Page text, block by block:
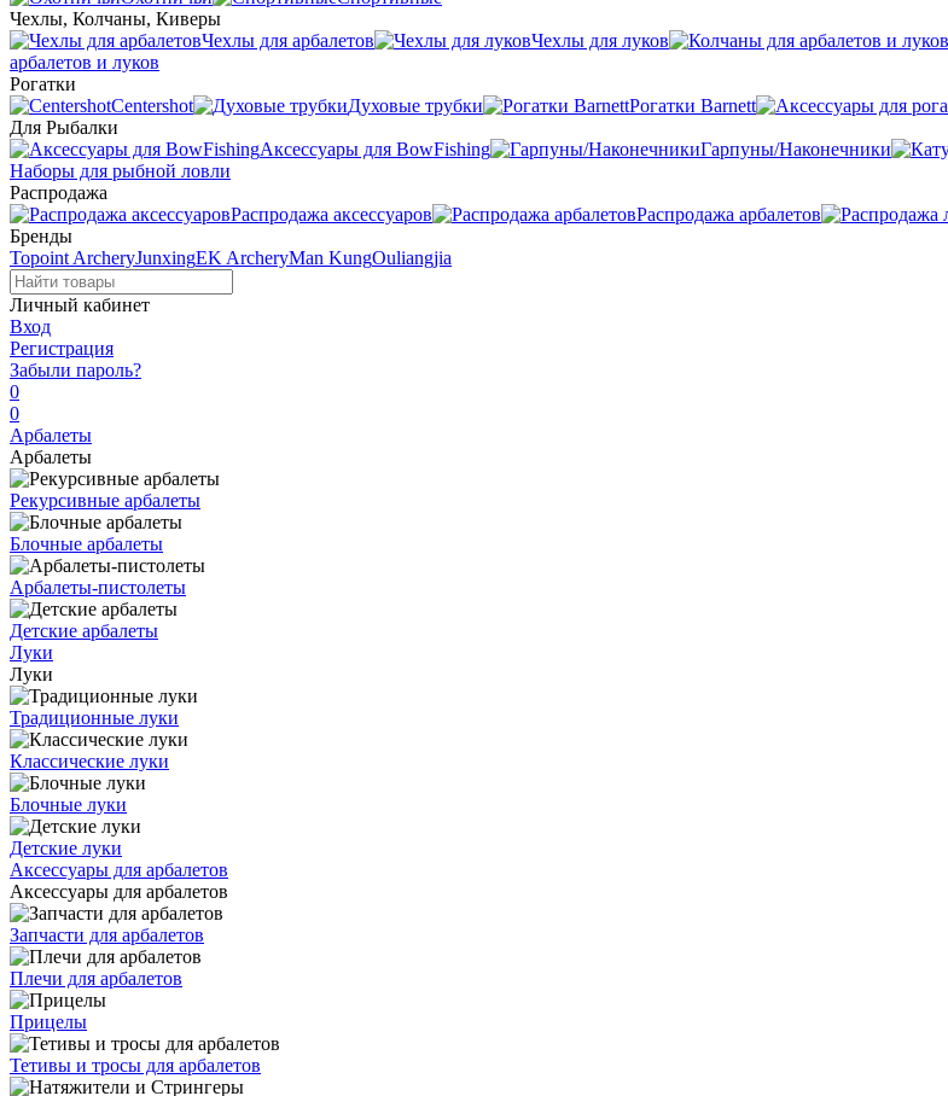
Чехлы, Колчаны, Киверы
Чехлы для арбалетов
Чехлы для луков
арбалетов и луков
Рогатки
Centershot
Духовые трубки Рогатки Barnett
Для Рыбалки
Аксессуары для BowFishing
Гарпуны/Наконечники
Наборы для рыбной ловли
Распродажа
Распродажа аксессуаров
Распродажа арбалетов
Бренды
Topoint ArcheryJunxingEK ArcheryMan KungOuliangjia
Личный кабинет
Вход
Регистрация
Забыли пароль?
0
0
Арбалеты
Арбалеты
Рекурсивные арбалеты
Блочные арбалеты
Арбалеты-пистолеты
Детские арбалеты
Луки
Луки
Традиционные луки
Классические луки
Блочные луки
Детские луки
Аксессуары для арбалетов
Аксессуары для арбалетов
Запчасти для арбалетов
Плечи для арбалетов
Прицелы
Тетивы и тросы для арбалетов